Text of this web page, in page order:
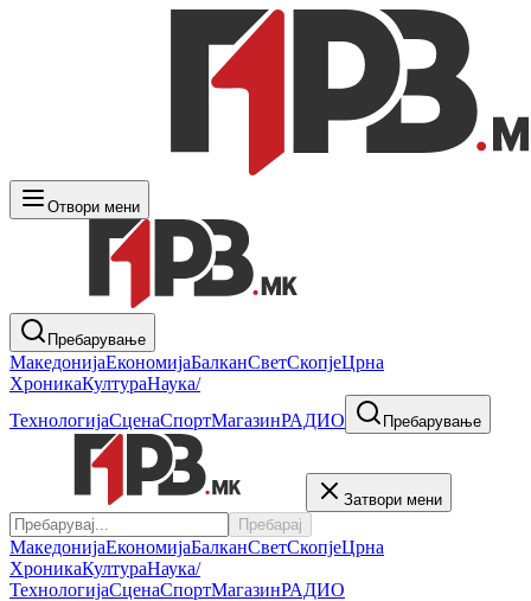
Отвори мени
Пребарување
МакедонијаЕкономијаБалканСветСкопјеЦрна
ХроникаКултураНаука/
ТехнологијаСценаСпортМагазинРАДИО Пребарување
Затвори мени
Пребарај
МакедонијаЕкономијаБалканСветСкопјеЦрна
ХроникаКултураНаука/
ТехнологијаСценаСпортМагазинРАДИО